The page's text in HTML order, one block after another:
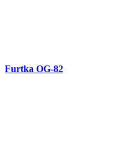
Brama skrzydłowa kuta OG-81